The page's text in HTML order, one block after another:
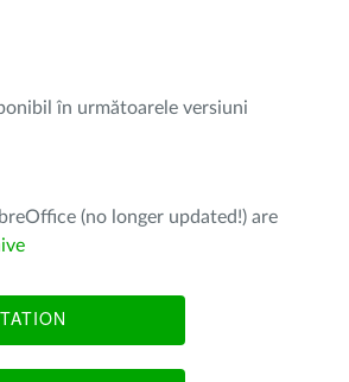
în următoarele versiuni
(no longer updated!) are